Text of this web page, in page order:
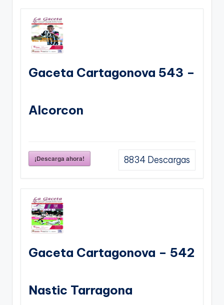
Gaceta Cartagonova 543 –
Alcorcon
¡Descarga ahora! 8834 Descargas
Gaceta Cartagonova – 542
Nastic Tarragona